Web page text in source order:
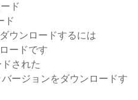
ド
ド
ウンロードするには
ードです
された
ージョンをダウンロードす